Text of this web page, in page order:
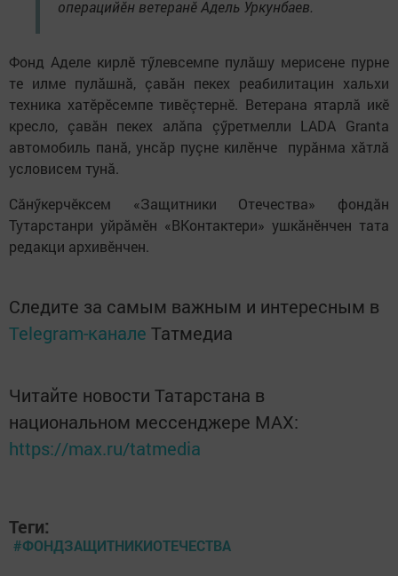
операцийӗн ветеранӗ Адель Уркунбаев.
Фонд Аделе кирлӗ тӳлевсемпе пулăшу мерисене пурне
те илме пулăшнă, çавăн пекех реабилитацин хальхи
техника хатӗрӗсемпе тивӗçтернӗ. Ветерана ятарлă икӗ
кресло, çавăн пекех алăпа çӳретмелли LADA Granta
автомобиль панă, унсăр пуçне килӗнче пурăнма хăтлă
условисем тунă.
Сăнӳкерчӗксем «Защитники Отечества» фондăн
Тутарстанри уйрăмӗн «ВКонтактери» ушкăнӗнчен тата
редакци архивӗнчен.
Следите за самым важным и интересным в
Telegram-канале Татмедиа
Читайте новости Татарстана в
национальном мессенджере MАХ:
https://max.ru/tatmedia
Теги:
#ФОНДЗАЩИТНИКИОТЕЧЕСТВА